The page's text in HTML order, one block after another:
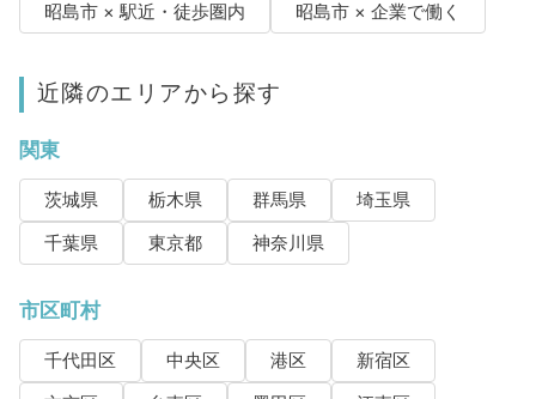
昭島市 × 駅近・徒歩圏内
昭島市 × 企業で働く
近隣のエリアから探す
関東
茨城県 栃木県 群馬県
埼玉県
千葉県
東京都 神奈川県
市区町村
千代田区 中央区 港区
新宿区